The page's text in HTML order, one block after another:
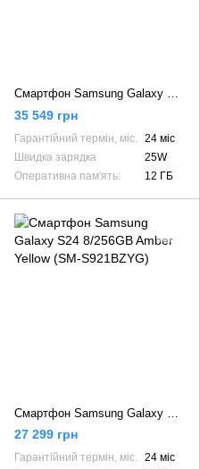
Смартфон Samsung Galaxy Fold4 12/256GB Graygreen (SM-F936BZAB)
35 549 грн
Гарантійний термін, міс.
24 міс
Швидка зарядка
25W
Оперативна пам'ять:
12 ГБ
27 299 грн
Гарантійний термін, міс.
24 міс